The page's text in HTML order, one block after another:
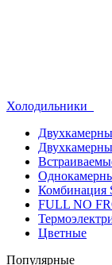
Холодильники
Комбинация
FULL NO
Цветные
Популярные